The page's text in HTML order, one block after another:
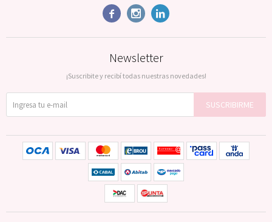
  
Newsletter
¡Suscribite y recibí todas nuestras novedades!
SUSCRIBIRME